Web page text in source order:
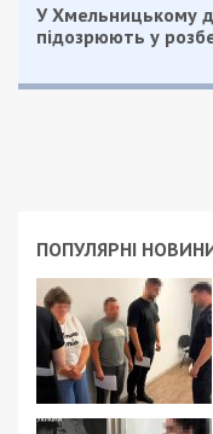
У Хмельницькому
підозрюють у
ПОПУЛЯРНІ